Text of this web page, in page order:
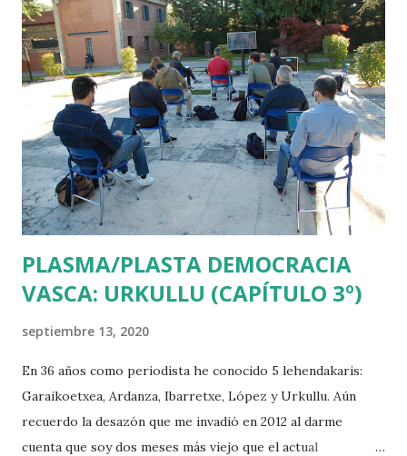
acaba el chollo. ¿O no? JONAN EL BÁRBARO En el entorno
de las Víctimas del Terrorismo, sentó como una patada en
las ingles que Íñigo Urkullu nombrase en 2013 como
Secretario de Paz y Convivencia e intérprete del Relato de
la Violencia de ETA al fundador de Elkarri, una organización
que nació para hacer de intermediaria entre quienes
asesinaban y quienes ponían la nuca para ser asesinados. Sin
ir más lejos, la AVT cortó relaciones con el Lehendakari,
aburridos como estaban de ver que Gogor...
PLASMA/PLASTA DEMOCRACIA
VASCA: URKULLU (CAPÍTULO 3º)
septiembre 13, 2020
En 36 años como periodista he conocido 5 lehendakaris:
Garaikoetxea, Ardanza, Ibarretxe, López y Urkullu. Aún
recuerdo la desazón que me invadió en 2012 al darme
cuenta que soy dos meses más viejo que el actual